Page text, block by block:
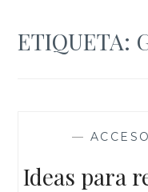
ETIQUETA:
—
Ideas para